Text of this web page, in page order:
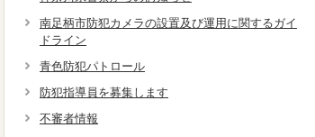
南足柄市防犯カメラの設置及び運用に関するガイ
ドライン
青色防犯パトロール
防犯指導員を募集します
不審者情報